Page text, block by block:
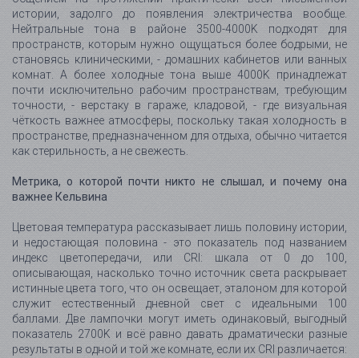
истории, задолго до появления электричества вообще.
Нейтральные тона в районе 3500-4000K подходят для
пространств, которым нужно ощущаться более бодрыми, не
становясь клиническими, - домашних кабинетов или ванных
комнат. А более холодные тона выше 4000K принадлежат
почти исключительно рабочим пространствам, требующим
точности, - верстаку в гараже, кладовой, - где визуальная
чёткость важнее атмосферы, поскольку такая холодность в
пространстве, предназначенном для отдыха, обычно читается
как стерильность, а не свежесть.
Метрика, о которой почти никто не слышал, и почему она
важнее Кельвина
Цветовая температура рассказывает лишь половину истории,
и недостающая половина - это показатель под названием
индекс цветопередачи, или CRI: шкала от 0 до 100,
описывающая, насколько точно источник света раскрывает
истинные цвета того, что он освещает, эталоном для которой
служит естественный дневной свет с идеальными 100
баллами. Две лампочки могут иметь одинаковый, выгодный
показатель 2700K и всё равно давать драматически разные
результаты в одной и той же комнате, если их CRI различается: